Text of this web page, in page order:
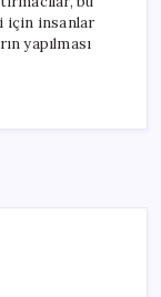
için insanlar
yapılması